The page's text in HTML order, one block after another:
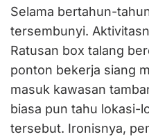
Selama bertahun-
tersembunyi.
Ratusan box talang
ponton bekerja siang
masuk kawasan
biasa pun tahu lokasi-
tersebut. Ironisnya,